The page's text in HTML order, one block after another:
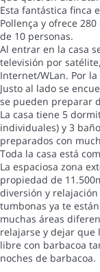
Esta fantástica finca
Pollença y ofrece
de 10 personas.
Al entrar en la casa
televisión por
Internet/WLan. Por
Justo al lado se
se pueden preparar
La casa tiene 5
individuales) y 3
preparados con
Toda la casa está
La espaciosa zona
propiedad de
diversión y
tumbonas ya te
muchas áreas
relajarse y dejar que
libre con barbacoa
noches de barbacoa.